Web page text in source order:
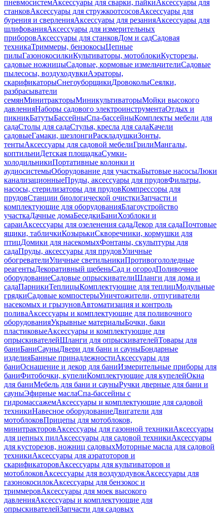
пневмосистемАксессуары для сварки, пайкиАксессуары для
станковАксессуары для стружкоотсосовАксессуары для
бурения и сверленияАксессуары для резанияАксессуары для
шлифованияАксессуары для измерительных
приборовАксессуары для станковДом и садСадовая
техникаТриммеры, бензокосыЦепные
пилыГазонокосилкиКультиваторы, мотоблокиКусторезы,
садовые ножницыСадовые, кормовые измельчителиСадовые
пылесосы, воздуходувкиАэраторы,
скарификаторыСнегоуборщикиДровоколыСеялки,
разбрасыватели
семянМинитракторыМиникультиваторыМойки высокого
давленияНаборы садового электроинструментаОтдых и
пикникБатутыБассейныСпа-бассейныКомплекты мебели для
садаСтолы для садаСтулья, кресла для садаКачели
садовыеГамаки, шезлонгиРаскладушкиЗонты,
тентыАксессуары для садовой мебелиГрилиМангалы,
коптильниДетская площадкаСумки-
холодильникиПортативные колонки и
аудиосистемыОборудование для участкаБытовые насосыЛюки
канализационныеПруды, аксессуары для прудовФильтры,
насосы, стерилизаторы для прудовКомпрессоры для
прудовСтанции биологической очисткиЗапчасти и
комплектующие для оборудованияБлагоустройство
участкаДачные домаБеседкиБаниХозблоки и
сараиАксессуары для озеленения садаДекор для садаПочтовые
ящики, табличкиКозырькиСкворечники, кормушки для
птицДомики для насекомыхФонтаны, скульптуры для
садаПруды, аксессуары для прудовУличные
обогревателиУличные светильникиПротивогололедные
реагентыДекоративный щебеньСад и огородПоливочное
оборудованиеСадовые опрыскивателиШланги для дома и
садаПарникиТеплицыКомплектующие для теплицМодульные
грядкиСадовые компостерыУничтожители, отпугиватели
насекомых и грызуновАвтоматизация и контроль
поливаАксессуары и комплектующие для поливочного
оборудованияУкрывные материалыБочки, баки
пластиковыеАксессуары и комплектующие для
опрыскивателейШланги для опрыскивателейТовары для
баниБаниСауныДвери для бани и сауныБондарные
изделияБанные принадлежностиАксессуары для
баниОснащение и декор для баниИзмерительные приборы для
баниФитобочки, купелиКомплектующие для купелейОкна
для баниМебель для бани и сауныРучки дверные для бани и
сауныЭфирные маслаСпа-бассейны с
гидромассажемАксессуары и комплектующие для садовой
техникиНавесное оборудованиеДвигатели для
мотоблоковПрицепы для мотоблоков,
минитракторовАксессуары для газонной техникиАксессуары
для цепных пилАксессуары для садовой техникиАксессуары
для кусторезов, ножниц садовыхМоторные масла для садовой
техникиАксессуары для аэратоторов и
скарификаторовАксессуары для культиваторов и
мотоблоковАксессуары для воздуходувокАксессуары для
газонокосилокАксессуары для бензокос и
триммеровАксессуары для моек высокого
давленияАксессуары и комплектующие для
опрыскивателейЗапчасти для садовых